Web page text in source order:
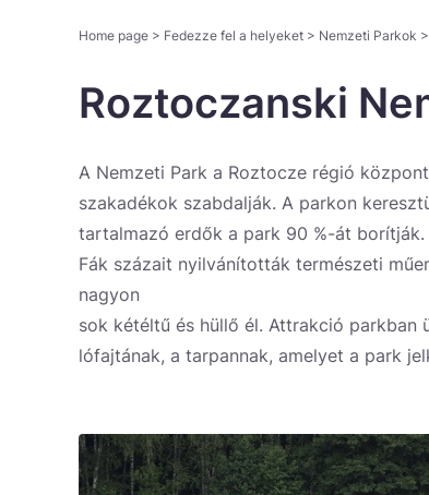
Home page > Fedezze fel a helyeket > Nemzeti Parkok >
Roztoczanski
A Nemzeti Park a Roztocze régió
szakadékok szabdalják. A parkon
tartalmazó erdők a park 90 %-át
Fák százait nyilvánították természeti
nagyon
sok kétéltű és hüllő él. Attrakció parkban
lófajtának, a tarpannak, amelyet a park